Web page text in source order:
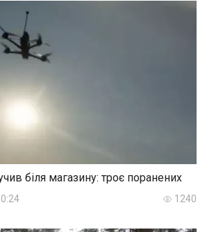
біля магазину: троє поранених
1240